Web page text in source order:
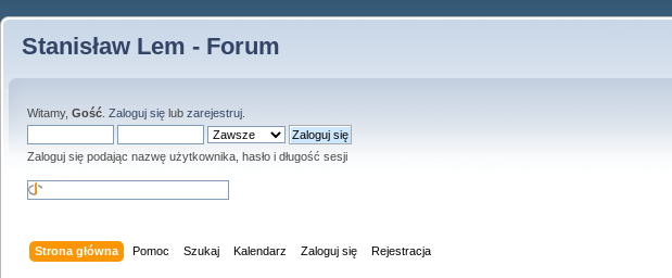
Stanisław Lem - Forum
Witamy, Gość Zaloguj się lub zarejestruj
Zaloguj się podając nazwę użytkownika, hasło i długość sesji
Strona główna Pomoc Szukaj Kalendarz Zaloguj się Rejestracja